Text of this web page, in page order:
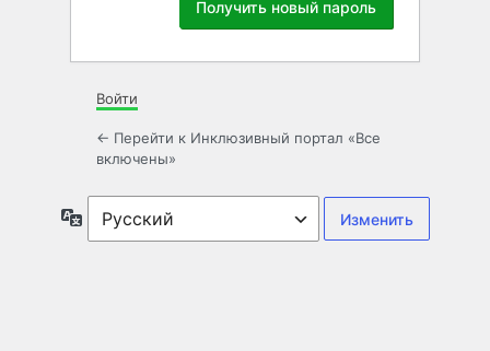
Войти
← Перейти к Инклюзивный портал «Все
включены»
Язык